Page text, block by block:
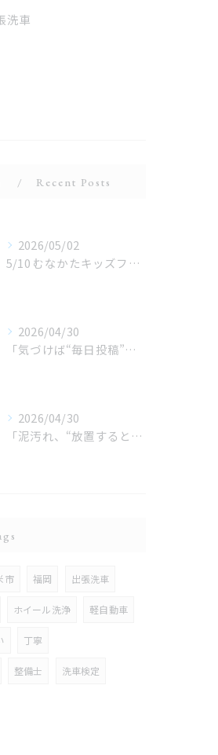
洗車
Recent Posts
2026/05/02
5/10 むなかたキッズフェスタ 子どものお仕事体験
2026/04/30
「気づけば“毎日投稿”やってました😂」
2026/04/30
「泥汚れ、“放置すると最強クラス”です😇」
市 福岡 出張洗車
ホイール洗浄 軽自動車
丁寧
整備士 洗車検定